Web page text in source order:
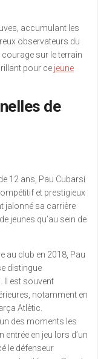
accumulant les
observateurs du
sur le terrain
pour ce jeune
de
12 ans, Pau Cubarsí
et prestigieux
jalonné sa carrière
jeunes qu’au sein de
au club en 2018, Pau
distingue
Il est souvent
notamment en
Atlètic.
des moments les
en jeu lors d’un
le défenseur